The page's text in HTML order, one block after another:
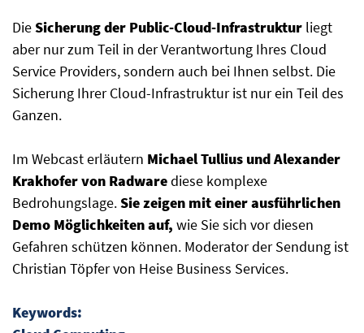
DieSicherung der Public-Cloud-Infrastruktur liegt
aber nur zum Teil in der Verantwortung Ihres Cloud
Service Providers, sondern auch bei Ihnen selbst. Die
Sicherung Ihrer Cloud-Infrastruktur ist nur ein Teil des
Ganzen.
Im Webcast erläutern Michael Tullius und Alexander
Krakhofer von Radwarediese komplexe
Bedrohungslage.Sie zeigen mit einer ausführlichen
Demo Möglichkeiten auf, wie Sie sich vor diesen
Gefahren schützen können. Moderator der Sendung ist
Christian Töpfer von Heise Business Services.
Keywords: